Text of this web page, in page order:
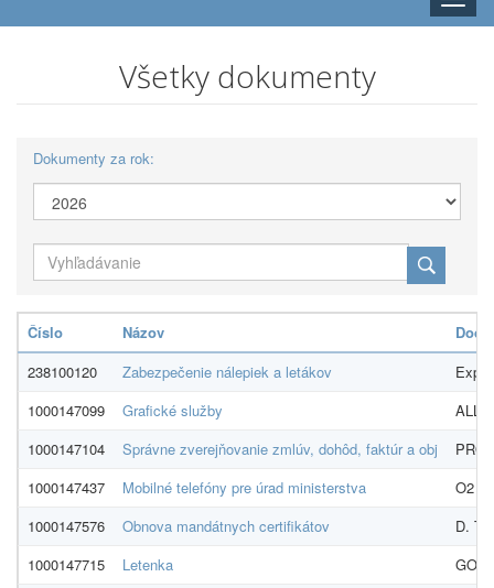
Všetky dokumenty
Dokumenty za rok:
Číslo Názov
238100120
Zabezpečenie nálepiek a letákov
1000147099
Grafické služby
ALLT
1000147104
Správne zverejňovanie zmlúv, dohôd, faktúr a obj
1000147437
Mobilné telefóny pre úrad ministerstva
O2
1000147576
Obnova mandátnych certifikátov
D.
1000147715
Letenka
GO